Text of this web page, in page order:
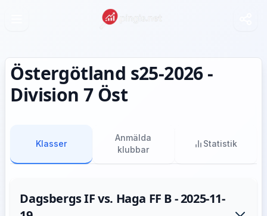
Östergötland s25-2026 -
Division 7 Öst
Klasser
Anmälda
klubbar
Statistik
Dagsbergs IF vs. Haga FF B - 2025-11-